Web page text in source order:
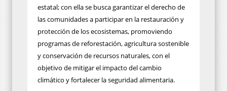
estatal; con ella se busca garantizar el derecho de
las comunidades a participar en la restauración y
protección de los ecosistemas, promoviendo
programas de reforestación, agricultura sostenible
y conservación de recursos naturales, con el
objetivo de mitigar el impacto del cambio
climático y fortalecer la seguridad alimentaria.